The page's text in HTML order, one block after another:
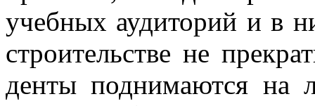
учебных аудиторий и в
строительстве не
денты поднимаются на